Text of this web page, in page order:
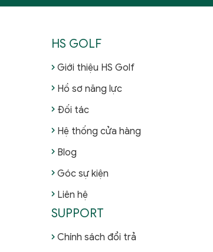
HS GOLF
Giới thiệu HS Golf
Hồ sơ năng lực
Đối tác
Hệ thống cửa hàng
Blog
Góc sự kiện
Liên hệ
SUPPORT
Chính sách đổi trả